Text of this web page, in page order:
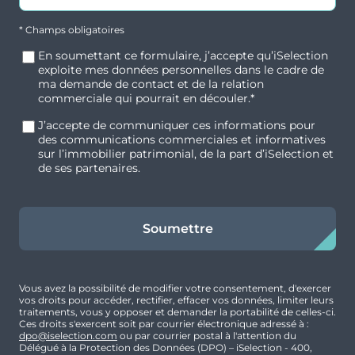
encore le campus de l’Université Claude Bernard
Lyon 1 à Grange Blanche, faisant de cette adresse
un choix stratégique pour de nombreux cursus.
Accessibilité et transports
Parfaitement connectée au réseau de transports
en commun lyonnais (TCL), la résidence garantit
une excellente mobilité sans avoir besoin de
(« Europe – Université »), situé à moins de cinq
minutes à pied, permet de rallier directement le
centre commercial de la Part-Dieu, la Presqu’île
métro D (Grange Blanche) pour parcourir tout
Lyon. Enfin, cette interconnexion efficace facilite
grandement l’accès aux grandes gares ferroviaires
de Lyon-Part-Dieu et Lyon-Perrache, un avantage
18.04 m²
Prix
84 200 €
Orientation
-
Prix hors honoraires acquéreurs :
* Champs obligatoires
En soumettant ce formulaire, j’accepte qu’iSelection
exploite mes données personnelles dans le cadre de
ma demande de contact et de la relation
commerciale qui pourrait en découler.*
J’accepte de communiquer ces informations pour
des communications commerciales et informatives
sur l’immobilier patrimonial, de la part d’iSelection et
de ses partenaires.
Soumettre
Vous avez la possibilité de modifier votre consentement, d'exercer
vos droits pour accéder, rectifier, effacer vos données, limiter leurs
traitements, vous y opposer et demander la portabilité de celles-ci.
Ces droits s'exercent soit par courrier électronique adressé à :
dpo@iselection.com ou par courrier postal à l'attention du
Délégué à la Protection des Données (DPO) – iSelection - 400,